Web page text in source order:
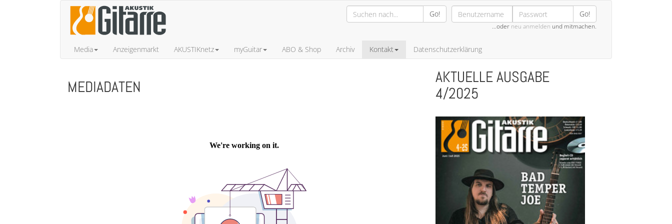
Go! Go!
…oder neu anmelden und mitmachen.
Media Anzeigenmarkt AKUSTIKnetz myGuitar ABO & Shop Archiv Kontakt Datenschutzerklärung
MEDIADATEN
AKTUELLE AUSGABE
4/2025